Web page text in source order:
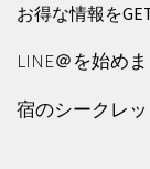
お得な情報を
LINE＠を始めま
宿のシークレ